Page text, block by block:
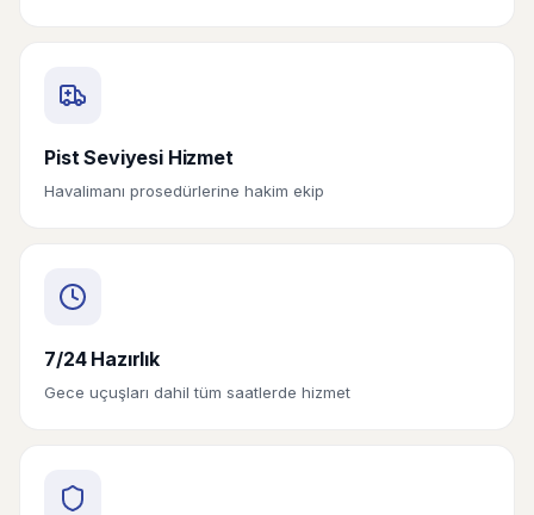
Pist Seviyesi Hizmet
Havalimanı prosedürlerine hakim ekip
7/24 Hazırlık
Gece uçuşları dahil tüm saatlerde hizmet